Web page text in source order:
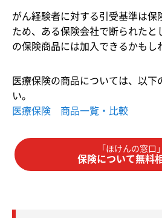
がん経験者に対する引受基準は保
ため、ある保険会社で断られたと
の保険商品には加入できるかもし
医療保険の商品については、以下
い。
医療保険 商品一覧・比較
「ほけんの窓口
保険について無料